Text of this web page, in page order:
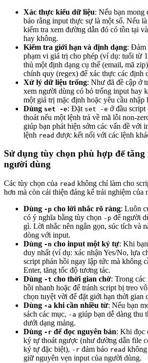
Xác thực kiểu dữ liệu: Nếu bạn mong
bảo rằng input thực sự là một số. Nếu
kiểm tra xem đường dẫn đó có tồn tại
hay không.
Kiểm tra giới hạn và định dạng: Đảm
phạm vi giá trị cho phép (ví dụ: tuổi từ
thủ một định dạng cụ thể (email, mã
chính quy (regex) để xác thực các định
Xử lý dữ liệu trống: Như đã đề cập ở
xem người dùng có bỏ trống input hay
một giá trị mặc định hoặc yêu cầu nhập
Dùng set -e: Đặt set -e ở đầu script
thoát nếu một lệnh trả về mã lỗi non-
giúp bạn phát hiện sớm các vấn đề với
lệnh read được kết nối với các lệnh
Sử dụng tùy chọn phù hợp để
người dùng
Các tùy chọn của read không chỉ làm cho
hơn mà còn cải thiện đáng kể trải nghiệm của
Dùng -p cho lời nhắc rõ ràng: Luôn
có ý nghĩa bằng tùy chọn -p để người
gì. Lời nhắc nên ngắn gọn, súc tích và
dòng với input.
Dùng -n cho input một ký tự: Khi
duy nhất (ví dụ: xác nhận Yes/No, lựa
script phản hồi ngay lập tức mà không
Enter, tăng tốc độ tương tác.
Dùng -t cho thời gian chờ: Trong các
hồi nhanh hoặc để tránh script bị treo
chọn tuyệt vời để đặt giới hạn thời gian
Dùng -a khi cần nhiều từ: Nếu bạn
sách các mục, -a giúp bạn dễ dàng thu
dưới dạng mảng.
Dùng -r để đọc nguyên bản: Khi đọc
ký tự thoát ngược (như đường dẫn file
ký tự đặc biệt), -r đảm bảo read
giữ nguyên vẹn input của người dùng.